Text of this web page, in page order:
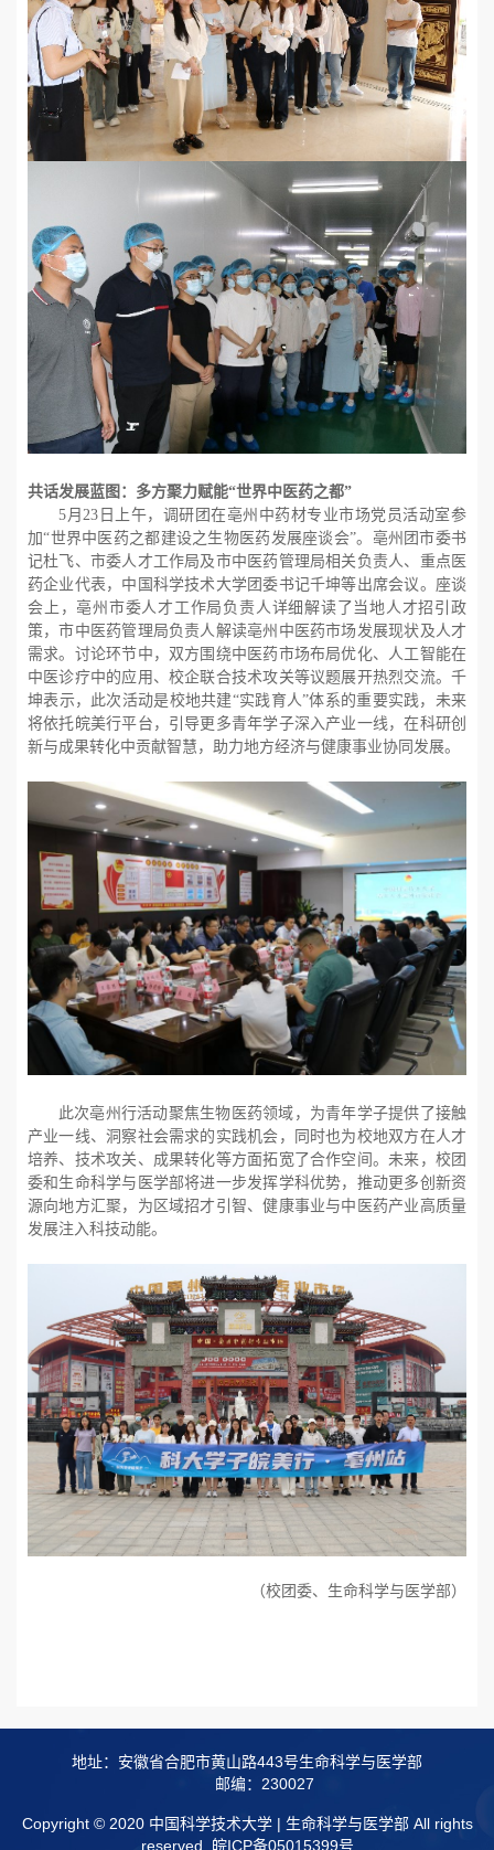
共话发展蓝图：多方聚力赋能“世界中医药之都”
5月23日上午，调研团在亳州中药材专业市场党员活动室参
加“世界中医药之都建设之生物医药发展座谈会”。亳州团市委书
记杜飞、市委人才工作局及市中医药管理局相关负责人、重点医
药企业代表，中国科学技术大学团委书记千坤等出席会议。座谈
会上，亳州市委人才工作局负责人详细解读了当地人才招引政
策，市中医药管理局负责人解读亳州中医药市场发展现状及人才
需求。讨论环节中，双方围绕中医药市场布局优化、人工智能在
中医诊疗中的应用、校企联合技术攻关等议题展开热烈交流。千
坤表示，此次活动是校地共建“实践育人”体系的重要实践，未来
将依托皖美行平台，引导更多青年学子深入产业一线，在科研创
新与成果转化中贡献智慧，助力地方经济与健康事业协同发展。
此次亳州行活动聚焦生物医药领域，为青年学子提供了接触
产业一线、洞察社会需求的实践机会，同时也为校地双方在人才
培养、技术攻关、成果转化等方面拓宽了合作空间。未来，校团
委和生命科学与医学部将进一步发挥学科优势，推动更多创新资
源向地方汇聚，为区域招才引智、健康事业与中医药产业高质量
发展注入科技动能。
（校团委、生命科学与医学部）
地址：安徽省合肥市黄山路443号生命科学与医学部
邮编：230027
Copyright © 2020 中国科学技术大学 | 生命科学与医学部 All rights
reserved. 皖ICP备05015399号